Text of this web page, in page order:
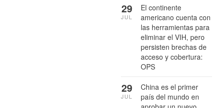
El continente
americano cuenta con
las herramientas para
eliminar el VIH, pero
persisten brechas de
acceso y cobertura:
OPS
29
JUL
China es el primer
país del mundo en
29
JUL